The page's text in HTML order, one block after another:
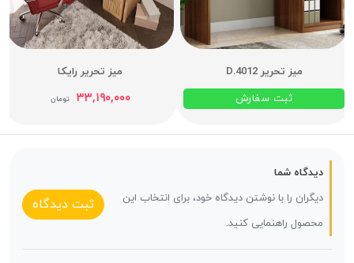
میز تحریر D.4012
ثبت سفارش
میز تحریر رایکا
۳۳,۱۹۰,۰۰۰ تومان
دیدگاه شما
دیگران را با نوشتن دیدگاه خود، برای انتخاب این
محصول راهنمایی کنید.
ثبت دیدگاه